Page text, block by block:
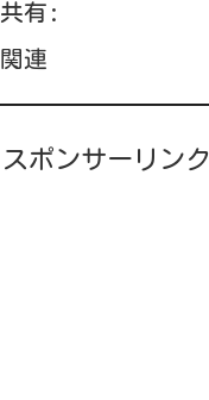
共有:
関連
スポンサーリンク